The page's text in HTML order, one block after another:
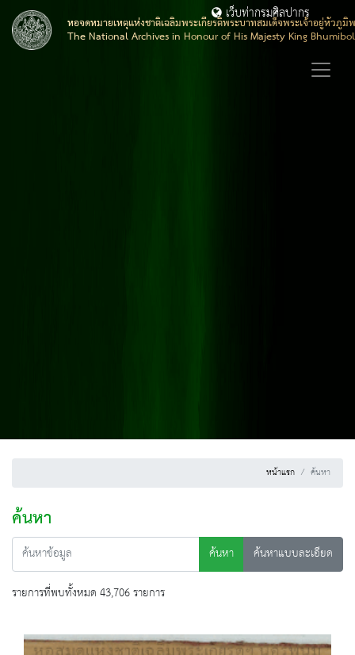
หอจดหมายเหตุแห่งชาติเฉลิมพระเกียรติพระบาทสมเด็จพระเจ้าอยู่หัวภูมิ
The National Archives in Honour of His Majesty King
เว็บท่ากรมศิลปากร
หน้าแรก ค้นหา
ค้นหา
ค้นหา
ค้นหาแบบละเอียด
รายการที่พบทั้งหมด 43,706 รายการ